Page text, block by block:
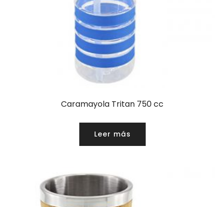
Caramayola Tritan 750 cc
Leer más